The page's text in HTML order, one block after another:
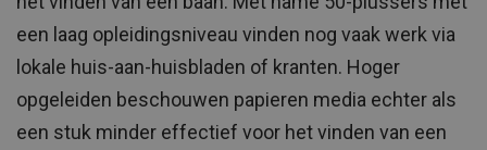
een laag opleidingsniveau vinden nog vaak werk via
lokale huis-aan-huisbladen of kranten. Hoger
opgeleiden beschouwen papieren media echter als
een stuk minder effectief voor het vinden van een